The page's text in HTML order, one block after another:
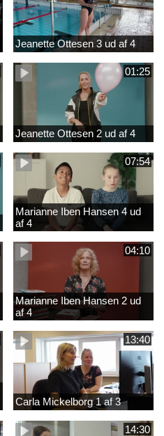
Jeanette Ottesen 3 ud af 4
01:25
Jeanette Ottesen 2 ud af 4
07:54
Marianne Iben Hansen 4 ud
af 4
04:10
Marianne Iben Hansen 2 ud
af 4
13:40
Carla Mickelborg 1 af 3
14:30